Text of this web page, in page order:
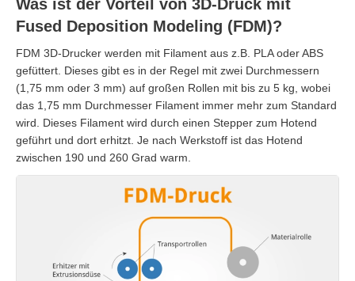
Was ist der Vorteil von 3D-Druck mit
Fused Deposition Modeling (FDM)?
FDM 3D-Drucker werden mit Filament aus z.B. PLA oder ABS
gefüttert. Dieses gibt es in der Regel mit zwei Durchmessern
(1,75 mm oder 3 mm) auf großen Rollen mit bis zu 5 kg, wobei
das 1,75 mm Durchmesser Filament immer mehr zum Standard
wird. Dieses Filament wird durch einen Stepper zum Hotend
geführt und dort erhitzt. Je nach Werkstoff ist das Hotend
zwischen 190 und 260 Grad warm.